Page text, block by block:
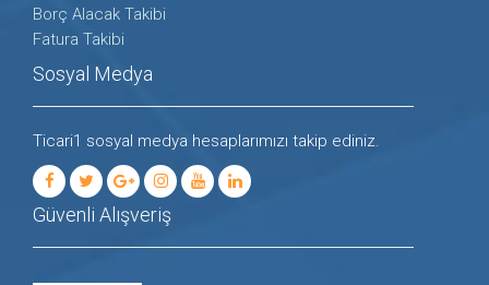
Borç Alacak Takibi
Fatura Takibi
Sosyal Medya
Ticari1 sosyal medya hesaplarımızı takip ediniz.
Güvenli Alışveriş